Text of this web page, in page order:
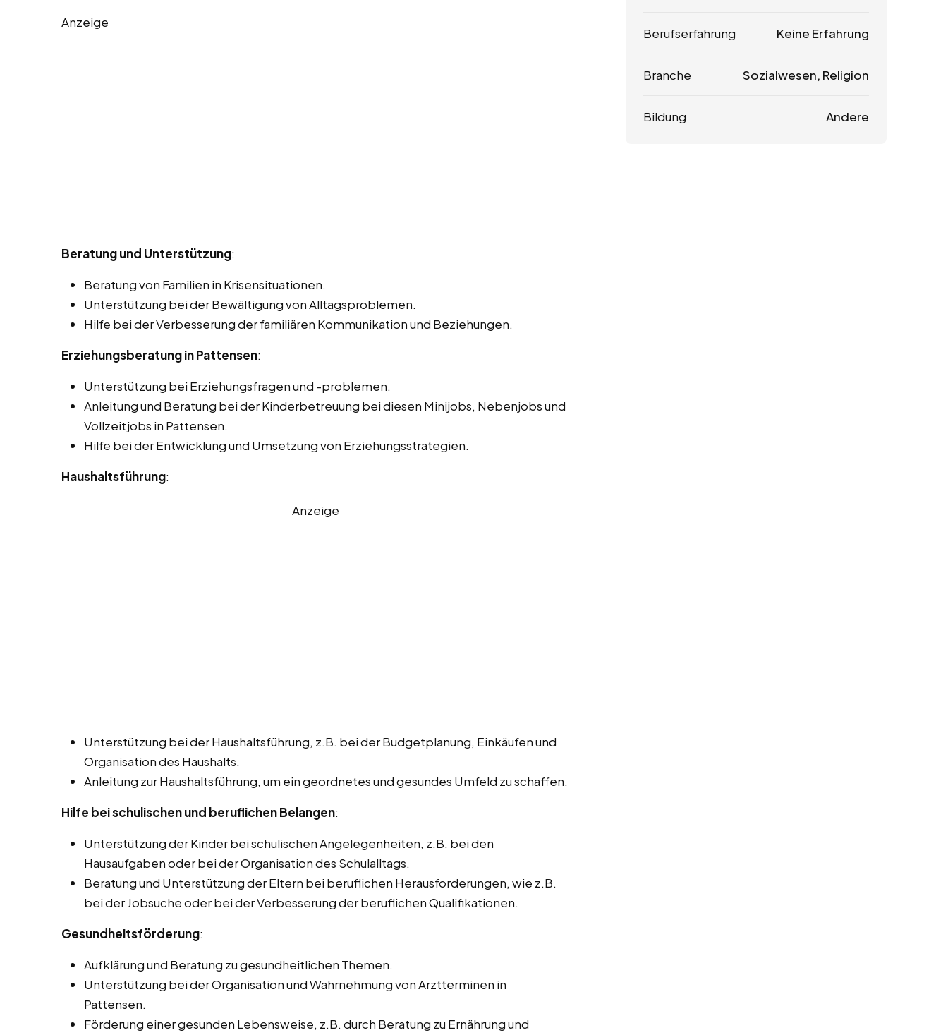
Anzeige
Beratung und Unterstützung:
Beratung von Familien in Krisensituationen.
Unterstützung bei der Bewältigung von Alltagsproblemen.
Hilfe bei der Verbesserung der familiären Kommunikation und Beziehungen.
Erziehungsberatung in Pattensen:
Unterstützung bei Erziehungsfragen und -problemen.
Anleitung und Beratung bei der Kinderbetreuung bei diesen Minijobs, Nebenjobs und
Vollzeitjobs in Pattensen.
Hilfe bei der Entwicklung und Umsetzung von Erziehungsstrategien.
Haushaltsführung:
Anzeige
Unterstützung bei der Haushaltsführung, z.B. bei der Budgetplanung, Einkäufen und
Organisation des Haushalts.
Anleitung zur Haushaltsführung, um ein geordnetes und gesundes Umfeld zu schaffen.
Hilfe bei schulischen und beruflichen Belangen:
Unterstützung der Kinder bei schulischen Angelegenheiten, z.B. bei den
Hausaufgaben oder bei der Organisation des Schulalltags.
Beratung und Unterstützung der Eltern bei beruflichen Herausforderungen, wie z.B.
bei der Jobsuche oder bei der Verbesserung der beruflichen Qualifikationen.
Gesundheitsförderung:
Aufklärung und Beratung zu gesundheitlichen Themen.
Unterstützung bei der Organisation und Wahrnehmung von Arztterminen in
Pattensen.
Förderung einer gesunden Lebensweise, z.B. durch Beratung zu Ernährung und
Berufserfahrung Keine Erfahrung
Branche Sozialwesen, Religion
Bildung Andere